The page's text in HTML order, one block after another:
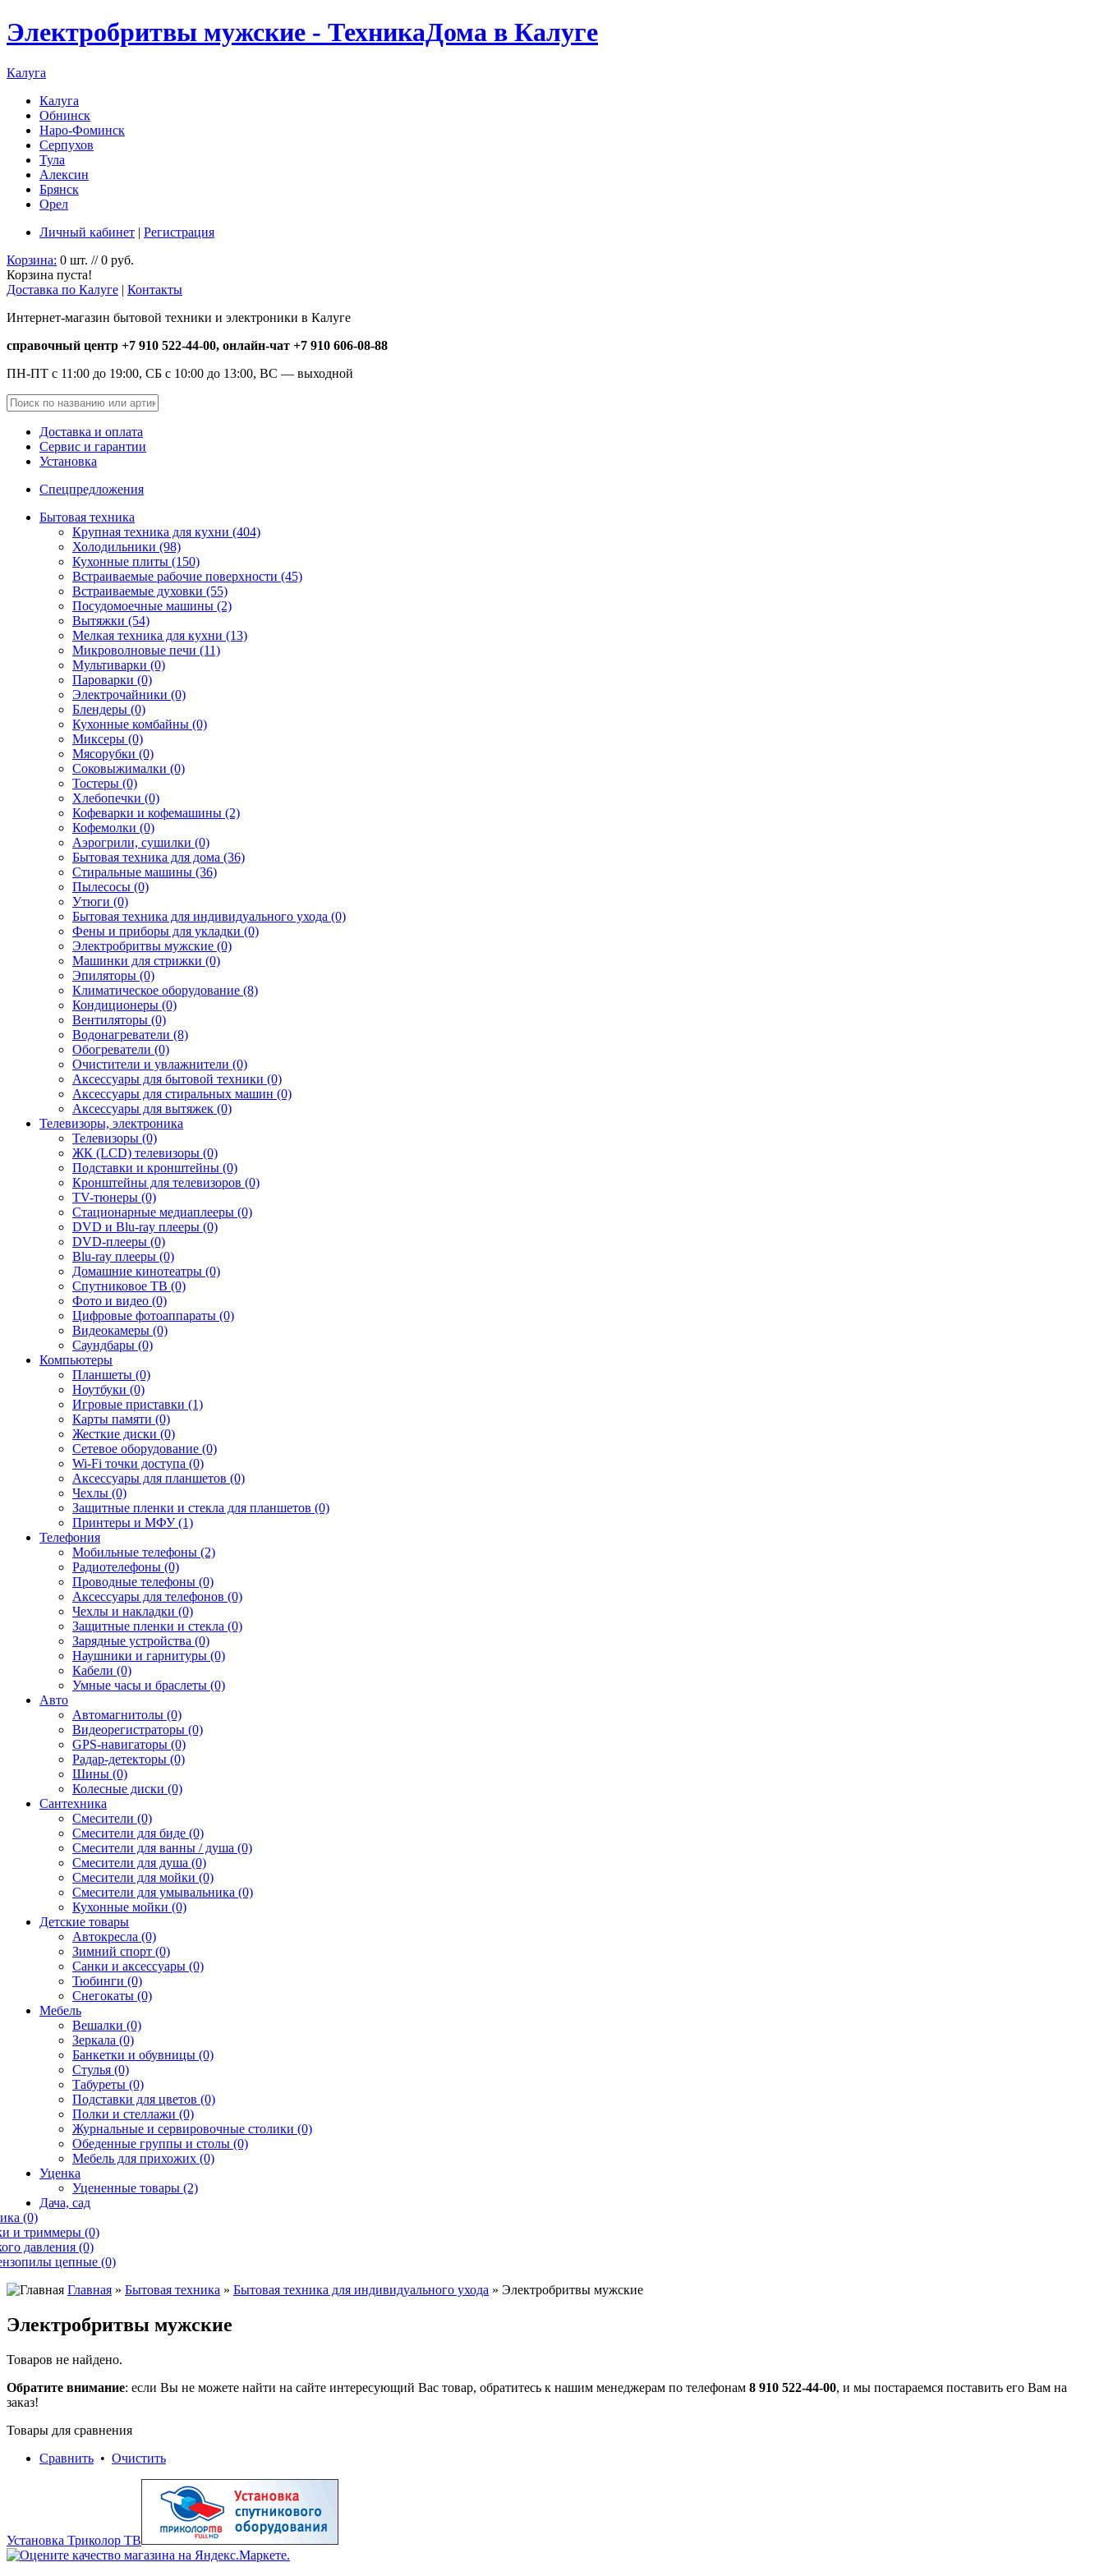
Электробритвы мужские - ТехникаДома в Калуге
Калуга
Калуга
Обнинск
Наро-Фоминск
Серпухов
Тула
Алексин
Брянск
Орел
Личный кабинет | Регистрация
Корзина: 0 шт. // 0 руб.
Корзина пуста!
Доставка по Калуге | Контакты
Интернет-магазин бытовой техники и электроники в Калуге
справочный центр +7 910 522-44-00, онлайн-чат +7 910 606-08-88
ПН-ПТ с 11:00 до 19:00, СБ с 10:00 до 13:00, ВС — выходной
Доставка и оплата
Сервис и гарантии
Установка
Спецпредложения
Бытовая техника
Крупная техника для кухни (404)
Холодильники (98)
Кухонные плиты (150)
Встраиваемые рабочие поверхности (45)
Встраиваемые духовки (55)
Посудомоечные машины (2)
Вытяжки (54)
Мелкая техника для кухни (13)
Микроволновые печи (11)
Мультиварки (0)
Пароварки (0)
Электрочайники (0)
Блендеры (0)
Кухонные комбайны (0)
Миксеры (0)
Мясорубки (0)
Соковыжималки (0)
Тостеры (0)
Хлебопечки (0)
Кофеварки и кофемашины (2)
Кофемолки (0)
Аэрогрили, сушилки (0)
Бытовая техника для дома (36)
Стиральные машины (36)
Пылесосы (0)
Утюги (0)
Бытовая техника для индивидуального ухода (0)
Фены и приборы для укладки (0)
Электробритвы мужские (0)
Машинки для стрижки (0)
Эпиляторы (0)
Климатическое оборудование (8)
Кондиционеры (0)
Вентиляторы (0)
Водонагреватели (8)
Обогреватели (0)
Очистители и увлажнители (0)
Аксессуары для бытовой техники (0)
Аксессуары для стиральных машин (0)
Аксессуары для вытяжек (0)
Телевизоры, электроника
Телевизоры (0)
ЖК (LCD) телевизоры (0)
Подставки и кронштейны (0)
Кронштейны для телевизоров (0)
TV-тюнеры (0)
Стационарные медиаплееры (0)
DVD и Blu-ray плееры (0)
DVD-плееры (0)
Blu-ray плееры (0)
Домашние кинотеатры (0)
Спутниковое ТВ (0)
Фото и видео (0)
Цифровые фотоаппараты (0)
Видеокамеры (0)
Саундбары (0)
Компьютеры
Планшеты (0)
Ноутбуки (0)
Игровые приставки (1)
Карты памяти (0)
Жесткие диски (0)
Сетевое оборудование (0)
Wi-Fi точки доступа (0)
Аксессуары для планшетов (0)
Чехлы (0)
Защитные пленки и стекла для планшетов (0)
Принтеры и МФУ (1)
Телефония
Мобильные телефоны (2)
Радиотелефоны (0)
Проводные телефоны (0)
Аксессуары для телефонов (0)
Чехлы и накладки (0)
Защитные пленки и стекла (0)
Зарядные устройства (0)
Наушники и гарнитуры (0)
Кабели (0)
Умные часы и браслеты (0)
Авто
Автомагнитолы (0)
Видеорегистраторы (0)
GPS-навигаторы (0)
Радар-детекторы (0)
Шины (0)
Колесные диски (0)
Сантехника
Смесители (0)
Смесители для биде (0)
Смесители для ванны / душа (0)
Смесители для душа (0)
Смесители для мойки (0)
Смесители для умывальника (0)
Кухонные мойки (0)
Детские товары
Автокресла (0)
Зимний спорт (0)
Санки и аксессуары (0)
Тюбинги (0)
Снегокаты (0)
Мебель
Вешалки (0)
Зеркала (0)
Банкетки и обувницы (0)
Стулья (0)
Табуреты (0)
Подставки для цветов (0)
Полки и стеллажи (0)
Журнальные и сервировочные столики (0)
Обеденные группы и столы (0)
Мебель для прихожих (0)
Уценка
Уцененные товары (2)
Дача, сад
(0)
и триммеры (0)
давления (0)
цепные (0)
Главная » Бытовая техника » Бытовая техника для индивидуального ухода » Электробритвы мужские
Электробритвы мужские
Товаров не найдено.
Обратите внимание: если Вы не можете найти на сайте интересующий Вас товар, обратитесь к нашим менеджерам по телефонам 8 910 522-44-00, и мы постараемся поставить его Вам на
заказ!
Товары для сравнения
Сравнить • Очистить
Установка Триколор ТВ